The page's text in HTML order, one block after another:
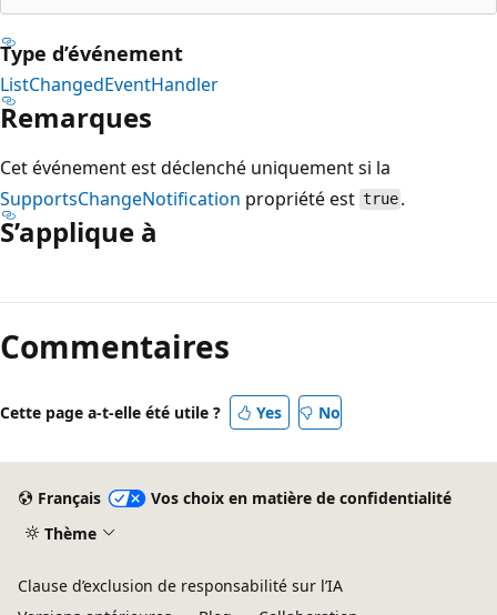
Type d’événement
ListChangedEventHandler
Remarques
Cet événement est déclenché uniquement si la
SupportsChangeNotification propriété est true .
S’applique à
lecture
désactivé
Commentaires
Cette page a-t-elle été utile ? Yes No
Français
Vos choix en matière de confidentialité
Thème
Clause d’exclusion de responsabilité sur l’IA